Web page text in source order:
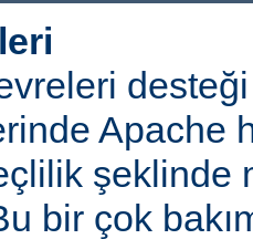
Apache
şeklinde
bir çok